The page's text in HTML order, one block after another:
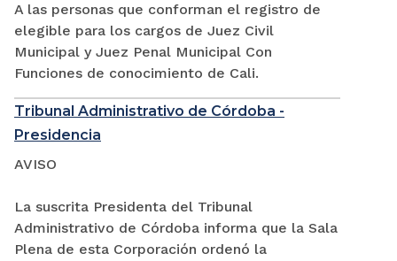
A las personas que conforman el registro de
elegible para los cargos de Juez Civil
Municipal y Juez Penal Municipal Con
Funciones de conocimiento de Cali.
Tribunal Administrativo de Córdoba -
Presidencia
AVISO
La suscrita Presidenta del Tribunal
Administrativo de Córdoba informa que la Sala
Plena de esta Corporación ordenó la